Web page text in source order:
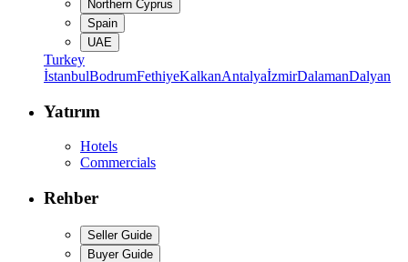
Northern Cyprus
Spain
UAE
Turkey
İstanbulBodrumFethiyeKalkanAntalyaİzmirDalamanDalyan
Yatırım
Hotels
Commercials
Rehber
Seller Guide
Buyer Guide